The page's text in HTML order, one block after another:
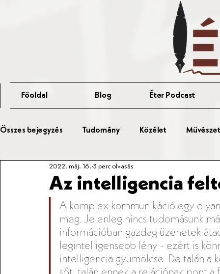
Főoldal Blog Éter Podcast
Összes bejegyzés Tudomány Közélet
Érted Talks Affér Vitaest
Az intelligencia
2022. máj. 16. 3 perc olvasás
A komplex kommunikáció egy
meg. Jelenleg nincs tudomásunk
információban gazdag üzenetek
legintelligensebb lény - ezért is
intelligencia gyümölcse. De talán a